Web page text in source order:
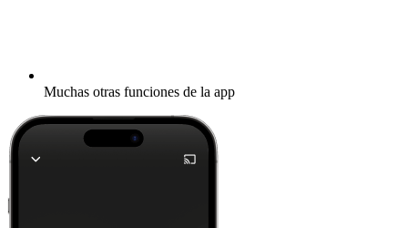
Muchas otras funciones de la app